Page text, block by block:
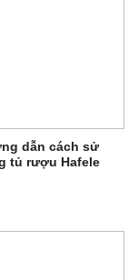
dẫn cách sử
tủ rượu Hafele